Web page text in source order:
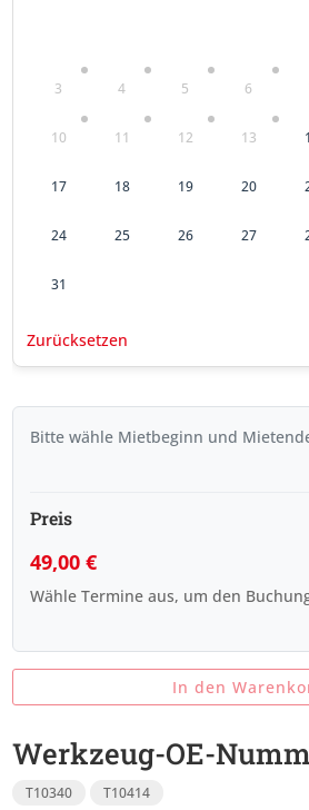
3 4 5 6
10 11 12 13
17 18 19 20
24 25 26 27
31
Zurücksetzen
Bitte wähle Mietbeginn und
Preis
49,00€
Wähle Termine aus, um den
In den
Werkzeug-OE-
T10340 T10414